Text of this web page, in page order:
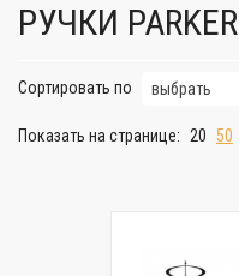
РУЧКИ PARKER
Сортировать по выбрать
Показать на странице: 20 50